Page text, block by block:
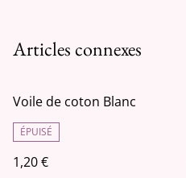
Articles connexes
Voile de coton Blanc
ÉPUISÉ
1,20 €